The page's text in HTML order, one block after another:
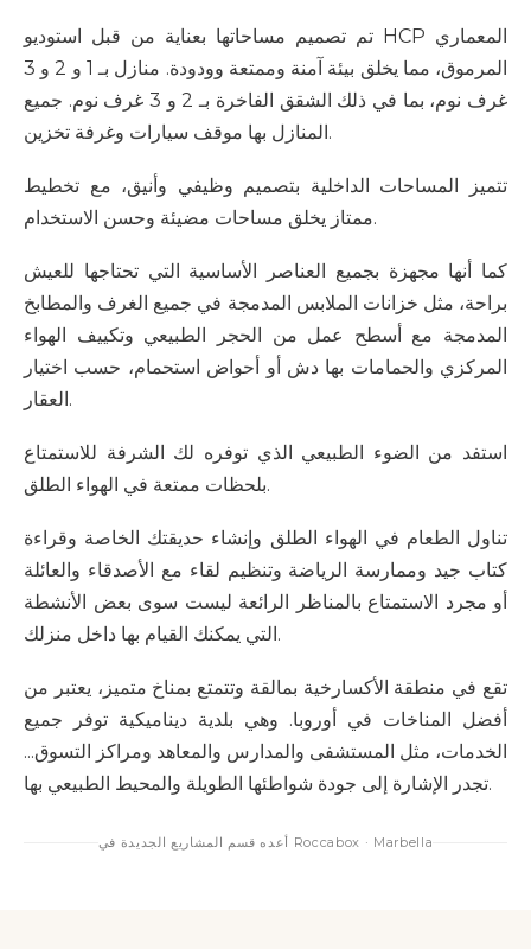
تم تصميم مساحاتها بعناية من قبل استوديو HCP المعماري
المرموق، مما يخلق بيئة آمنة وممتعة وودودة. منازل بـ 1 و 2 و 3
غرف نوم، بما في ذلك الشقق الفاخرة بـ 2 و 3 غرف نوم. جميع
المنازل بها موقف سيارات وغرفة تخزين.
تتميز المساحات الداخلية بتصميم وظيفي وأنيق، مع تخطيط
ممتاز يخلق مساحات مضيئة وحسن الاستخدام.
كما أنها مجهزة بجميع العناصر الأساسية التي تحتاجها للعيش
براحة، مثل خزانات الملابس المدمجة في جميع الغرف والمطابخ
المدمجة مع أسطح عمل من الحجر الطبيعي وتكييف الهواء
المركزي والحمامات بها دش أو أحواض استحمام، حسب اختيار
العقار.
استفد من الضوء الطبيعي الذي توفره لك الشرفة للاستمتاع
بلحظات ممتعة في الهواء الطلق.
تناول الطعام في الهواء الطلق وإنشاء حديقتك الخاصة وقراءة
كتاب جيد وممارسة الرياضة وتنظيم لقاء مع الأصدقاء والعائلة
أو مجرد الاستمتاع بالمناظر الرائعة ليست سوى بعض الأنشطة
التي يمكنك القيام بها داخل منزلك.
تقع في منطقة الأكسارخية بمالقة وتتمتع بمناخ متميز، يعتبر من
أفضل المناخات في أوروبا. وهي بلدية ديناميكية توفر جميع
الخدمات، مثل المستشفى والمدارس والمعاهد ومراكز التسوق...
تجدر الإشارة إلى جودة شواطئها الطويلة والمحيط الطبيعي بها.
أعده قسم المشاريع الجديدة في Roccabox · Marbella